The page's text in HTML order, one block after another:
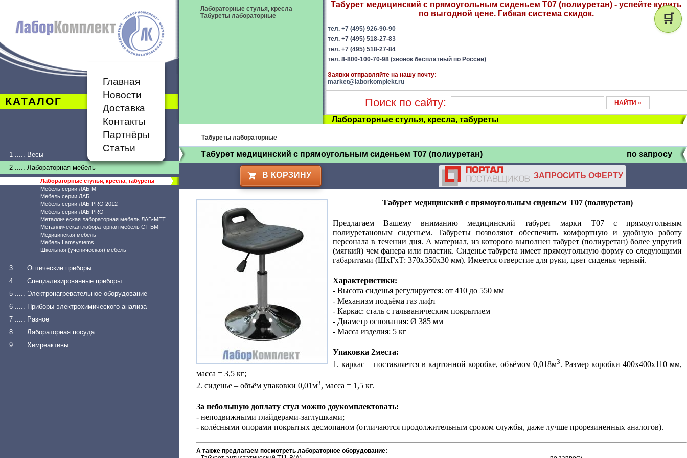
КАТАЛОГ
Главная
Новости
Доставка
Контакты
Партнёры
Статьи
1 ..... Весы
2 ..... Лабораторная мебель
Лабораторные стулья, кресла, табуреты
Мебель серии ЛАБ-М
Мебель серии ЛАБ
Мебель серии ЛАБ-PRO 2012
Мебель серии ЛАБ-PRO
Металлическая лабораторная мебель ЛАБ-МЕТ
Металлическая лабораторная мебель СТ БМ
Медицинская мебель
Мебель Lamsystems
Школьная (ученическая) мебель
3 ..... Оптические приборы
4 ..... Специализированные приборы
5 ..... Электронагревательное оборудование
6 ..... Приборы электрохимического анализа
7 ..... Разное
8 ..... Лабораторная посуда
9 ..... Химреактивы
Лабораторные стулья, кресла
Табуреты лабораторные
Табурет медицинский с прямоугольным сиденьем Т07 (полиуретан) - успейте купить
по выгодной цене. Гибкая система скидок.
тел. +7 (495) 926-90-90
тел. +7 (495) 518-27-83
тел. +7 (495) 518-27-84
тел. 8-800-100-70-98 (звонок бесплатный по России)
Заявки отправляйте на нашу почту:
market@laborkomplekt.ru
Поиск по сайту:
Лабораторные стулья, кресла, табуреты
Табуреты лабораторные
Табурет медицинский с прямоугольным сиденьем Т07 (полиуретан) по запросу
В КОРЗИНУ ЗАПРОСИТЬ ОФЕРТУ
Табурет медицинский с прямоугольным сиденьем Т07 (полиуретан)
Предлагаем Вашему вниманию медицинский табурет марки Т07 с прямоугольным
полиуретановым сиденьем. Табуреты позволяют обеспечить комфортную и удобную работу
персонала в течении дня. А материал, из которого выполнен табурет (полиуретан) более упругий
(мягкий) чем фанера или пластик. Сиденье табурета имеет прямоугольную форму со следующими
габаритами (ШхГхТ: 370х350х30 мм). Имеется отверстие для руки, цвет сиденья черный.
Характеристики:
- Высота сиденья регулируется: от 410 до 550 мм
- Механизм подъёма газ лифт
- Каркас: сталь с гальваническим покрытием
- Диаметр основания: Ø 385 мм
- Масса изделия: 5 кг
Упаковка 2места:
1. каркас – поставляется в картонной коробке, объёмом 0,018м3. Размер коробки 400х400х110 мм,
масса = 3,5 кг;
2. сиденье – объём упаковки 0,01м3, масса = 1,5 кг.
За небольшую доплату стул можно доукомплектовать:
- неподвижными глайдерами-заглушками;
- колёсными опорами покрытых десмопаном (отличаются продолжительным сроком службы, даже лучше прорезиненных аналогов).
А также предлагаем посмотреть лабораторное оборудование:
🛒